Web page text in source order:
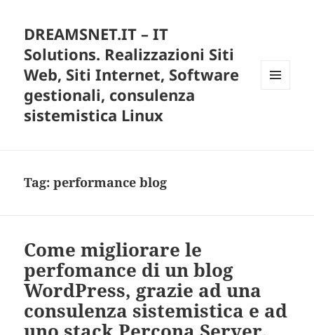
DREAMSNET.IT – IT
Solutions. Realizzazioni Siti
Web, Siti Internet, Software
gestionali, consulenza
sistemistica Linux
Tag:performance blog
Come migliorare le
perfomance di un blog
WordPress, grazie ad una
consulenza sistemistica e ad